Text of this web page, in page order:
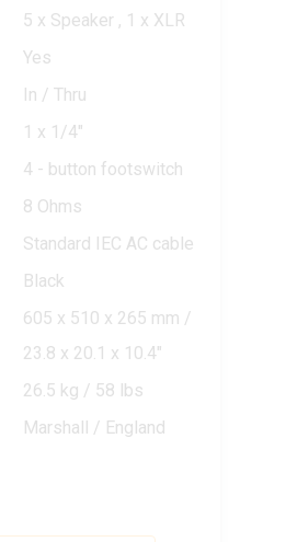
5 x Speaker , 1 x XLR
Yes
In / Thru
1 x 1/4"
4 - button footswitch
8 Ohms
Standard IEC AC cable
Black
605 x 510 x 265 mm /
23.8 x 20.1 x 10.4"
26.5 kg / 58 lbs
Marshall / England